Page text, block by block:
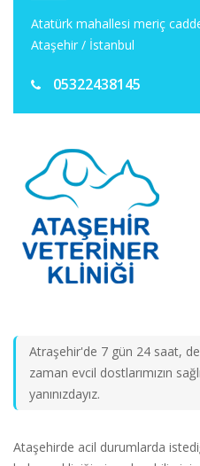
Atatürk mahallesi meriç
Ataşehir / İstanbul
05322438145
Atraşehir'de 7 gün 24 saat,
zaman evcil dostlarımızın
yanınızdayız.
Ataşehirde acil durumlarda